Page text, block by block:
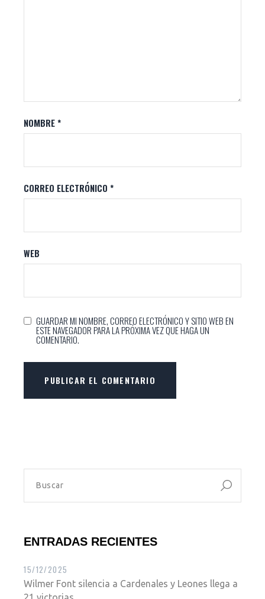
NOMBRE*
CORREO ELECTRÓNICO*
WEB
GUARDAR MI NOMBRE, CORREO ELECTRÓNICO Y SITIO WEB EN
ESTE NAVEGADOR PARA LA PRÓXIMA VEZ QUE HAGA UN
COMENTARIO.
PUBLICAR EL COMENTARIO
ENTRADAS RECIENTES
Wilmer Font silencia a Cardenales y Leones llega a
15/12/2025